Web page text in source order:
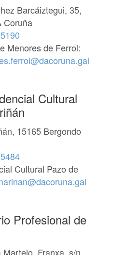
Barcáiztegui, 35,
Coruña
Menores de Ferrol:
Cultural
15165 Bergondo
Cultural Pazo de
Profesional de
Franxa, s/n,